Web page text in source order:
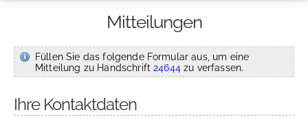
Mitteilungen
Füllen Sie das folgende Formular aus, um eine
Mitteilung zu Handschrift24644zu verfassen.
Ihre Kontaktdaten